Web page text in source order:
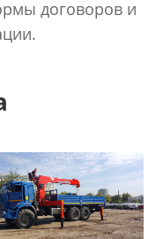
договоров и